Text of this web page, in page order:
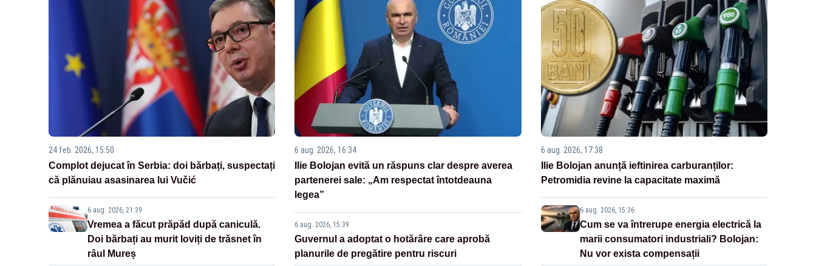
24 feb. 2026, 15:50
Complot dejucat în Serbia: doi bărbați, suspectați
că plănuiau asasinarea lui Vučić
6 aug. 2026, 21:39
Vremea a făcut prăpăd după caniculă.
Doi bărbați au murit loviți de trăsnet în
râul Mureș
6 aug. 2026, 16:34
Ilie Bolojan evită un răspuns clar despre averea
partenerei sale: „Am respectat întotdeauna
legea”
6 aug. 2026, 15:39
Guvernul a adoptat o hotărâre care aprobă
planurile de pregătire pentru riscuri
6 aug. 2026, 17:38
Ilie Bolojan anunță ieftinirea carburanților:
Petromidia revine la capacitate maximă
6 aug. 2026, 15:36
Cum se va întrerupe energia electrică la
marii consumatori industriali? Bolojan:
Nu vor exista compensații